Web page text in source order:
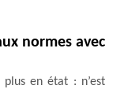
normes avec
en état : n’est